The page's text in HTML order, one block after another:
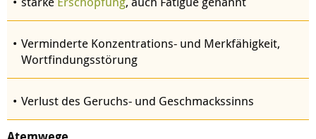
Verminderte Konzentrations- und Merkfähigkeit,
Wortfindungsstörung
Verlust des Geruchs- und Geschmackssinns